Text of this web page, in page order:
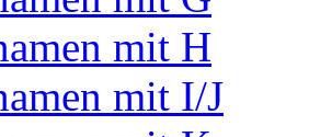
mit H
mit I/J